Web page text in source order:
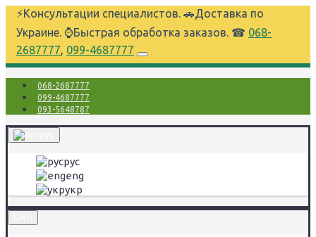
⚡Консультации специалистов. 🚗Доставка по
Украине. ⌚Быстрая обработка заказов. ☎ 068-
2687777, 099-4687777
068-2687777
099-4687777
093-5648787
рус
eng
укр